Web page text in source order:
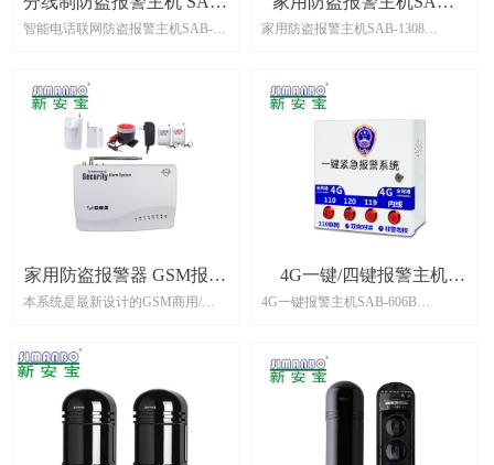
智能楼宇、智能小区系统、平安学
求，提供一个量身定做的大型报警
系统综合解决方案。
等诸多领域：安装容易，操作简便
238A
智能电话联网防盗报警主机SAB-
技术作为控制核心，集成度高，可
靠性强，具有多种灵活接口，能同
时储存6组报警电话号码和3组中心
号码（如管理中心、固定电话或移
动手机号码），通过电话线通讯网
络传递报警信息。产品适用于家
庭、住宅小区、别墅、营业场所、
区、学校、图书馆、医院等诸多领
域；安装容易，操作简便是广大用
1308
家用防盗报警主机SAB-1308
防区域时，主机就会发出警报声，
并且拨打主人的电话或手机，主人
收到通知后可立即赶回家或通知附
近的亲朋好友处理，也可以通过电
话监听现场的声音，配合无线烟雾
探测器和无线燃气感应器后还可以
防止火灾发生和燃气泄露。
家用防盗报警器 GSM报警
器 SAB-1203
本系统是最新设计的GSM商用/家
际通用的高灵敏度四频原装GSM模
块，结合先进的无线信号处理技
术，实现了中英文短信、数字语
音、百万组无线对码、远程家电控
可语音告知警情类型及事发地点。
4G一键/四键报警主机
SAB-606B
4G一键报警主机SAB-606B
店等场所，用于紧急情况下，快速
呼叫公安、消防、医院等求助机
可以绑定手机号、座机号，可以呼
叫转移到个人号码，是各大场所比